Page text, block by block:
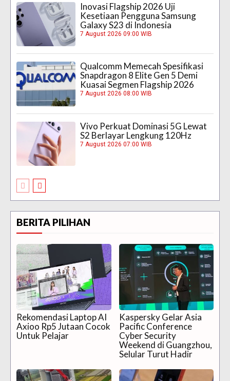
Inovasi Flagship 2026 Uji
Kesetiaan Pengguna Samsung
Galaxy S23 di Indonesia
7 August 2026 09:00 WIB
Qualcomm Memecah Spesifikasi
Snapdragon 8 Elite Gen 5 Demi
Kuasai Segmen Flagship 2026
7 August 2026 08:00 WIB
Vivo Perkuat Dominasi 5G Lewat
S2 Berlayar Lengkung 120Hz
7 August 2026 07:00 WIB
BERITA PILIHAN
Rekomendasi Laptop AI
Axioo Rp5 Jutaan Cocok
Untuk Pelajar
Kaspersky Gelar Asia
Pacific Conference
Cyber Security
Weekend di Guangzhou,
Selular Turut Hadir